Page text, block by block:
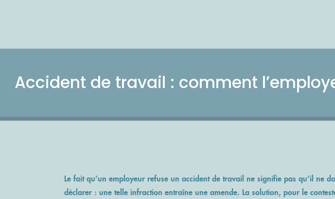
Accident de travail : comment
Le fait qu’un employeur refuse un accident de travail ne signifie pas qu’il ne
déclarer : une telle infraction entraîne une amende. La solution, pour le